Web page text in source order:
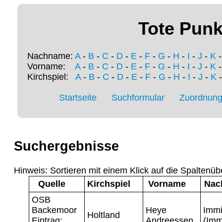
Tote
Nachname: A- B - C - D - E - F - G - H - I - J - K
Vorname: A- B - C - D - E - F - G - H - I - J - K
Kirchspiel: A- B - C - D- E- F- G - H - I - J - K
Startseite Suchformular
Suchergebnisse
Hinweis: Sortieren mit einem Klick auf die
Quelle
Kirchspiel Vorname
OSB
Backemoor
Holtland
Heye